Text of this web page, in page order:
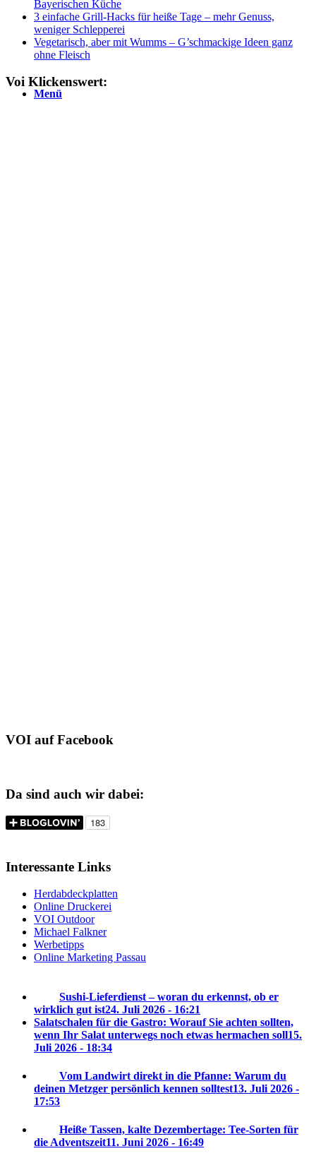
Menü
Bayerischen Küche
3 einfache Grill-Hacks für heiße Tage – mehr Genuss,
weniger Schlepperei
Vegetarisch, aber mit Wumms – G’schmackige Ideen ganz
ohne Fleisch
Voi Klickenswert:
VOI auf Facebook
Da sind auch wir dabei:
Interessante Links
Herdabdeckplatten
Online Druckerei
VOI Outdoor
Michael Falkner
Werbetipps
Online Marketing Passau
Sushi-Lieferdienst – woran du erkennst, ob er
wirklich gut ist24. Juli 2026 - 16:21
Salatschalen für die Gastro: Worauf Sie achten sollten,
wenn Ihr Salat unterwegs noch etwas hermachen soll15.
Juli 2026 - 18:34
Vom Landwirt direkt in die Pfanne: Warum du
deinen Metzger persönlich kennen solltest13. Juli 2026 -
17:53
Heiße Tassen, kalte Dezembertage: Tee-Sorten für
die Adventszeit11. Juni 2026 - 16:49